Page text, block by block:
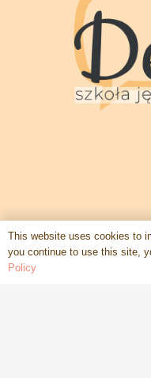
This website uses cookies to
you continue to use this site,
Policy